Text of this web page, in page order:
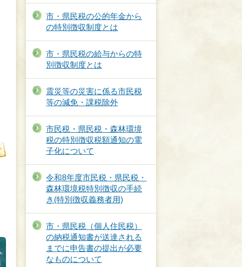
市・県民税の公的年金から
の特別徴収制度とは
市・県民税の給与からの特
別徴収制度とは
震災等の災害に係る市民税
等の減免・課税除外
市民税・県民税・森林環境
税の特別徴収税額通知の電
子化について
令和8年度市民税・県民税・
森林環境税特別徴収の手続
き(特別徴収義務者用)
市・県民税（個人住民税）
の納税通知書が送達される
までに申告書の提出が必要
なものについて